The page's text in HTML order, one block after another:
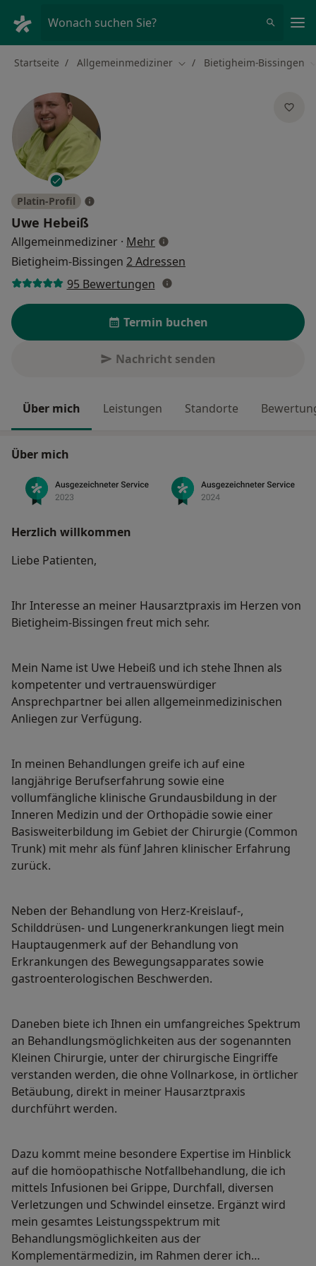
Wonach suchen Sie?
Startseite Allgemeinmediziner Stadt ändern
Bietigheim-Bissingen
Platin-Profil
Uwe Hebeiß
Allgemeinmediziner · Mehrüber Spezialisierungen
Bietigheim-Bissingen 2 Adressen
95 Bewertungen
Termin buchen
Nachricht senden
Über mich Leistungen Standorte
Über mich
Herzlich willkommen
Liebe Patienten,
Ihr Interesse an meiner Hausarztpraxis im Herzen von
Bietigheim-Bissingen freut mich sehr.
Mein Name ist Uwe Hebeiß und ich stehe Ihnen als
kompetenter und vertrauenswürdiger
Ansprechpartner bei allen allgemeinmedizinischen
Anliegen zur Verfügung.
In meinen Behandlungen greife ich auf eine
langjährige Berufserfahrung sowie eine
vollumfängliche klinische Grundausbildung in der
Inneren Medizin und der Orthopädie sowie einer
Basisweiterbildung im Gebiet der Chirurgie (Common
Trunk) mit mehr als fünf Jahren klinischer Erfahrung
zurück.
Neben der Behandlung von Herz-Kreislauf-,
Schilddrüsen- und Lungenerkrankungen liegt mein
Hauptaugenmerk auf der Behandlung von
Erkrankungen des Bewegungsapparates sowie
gastroenterologischen Beschwerden.
Daneben biete ich Ihnen ein umfangreiches Spektrum
an Behandlungsmöglichkeiten aus der sogenannten
Kleinen Chirurgie, unter der chirurgische Eingriffe
verstanden werden, die ohne Vollnarkose, in örtlicher
Betäubung, direkt in meiner Hausarztpraxis
durchführt werden.
Dazu kommt meine besondere Expertise im Hinblick
auf die homöopathische Notfallbehandlung, die ich
mittels Infusionen bei Grippe, Durchfall, diversen
Verletzungen und Schwindel einsetze. Ergänzt wird
mein gesamtes Leistungsspektrum mit
Behandlungsmöglichkeiten aus der
Komplementärmedizin, im Rahmen derer ich